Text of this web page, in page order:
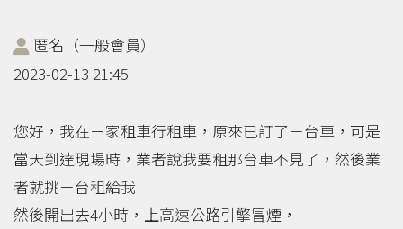
匿名（一般會員）
2023-02-13 21:45
您好，我在ㄧ家租車行租車，原來已訂了ㄧ台車，可是
當天到達現場時，業者說我要租那台車不見了，然後業
者就挑ㄧ台租給我
然後開出去4小時，上高速公路引擎冒煙，